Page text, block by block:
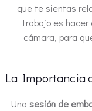
que te sientas
trabajo es
cámara, para
La Importancia
Una sesión de